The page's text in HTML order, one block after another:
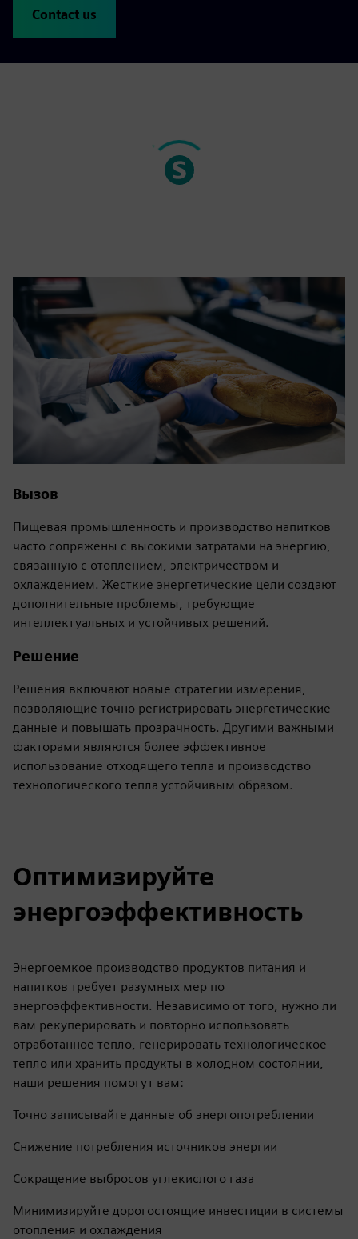
Contact us
Вызов
Пищевая промышленность и производство напитков
часто сопряжены с высокими затратами на энергию,
связанную с отоплением, электричеством и
охлаждением. Жесткие энергетические цели создают
дополнительные проблемы, требующие
интеллектуальных и устойчивых решений.
Решение
Решения включают новые стратегии измерения,
позволяющие точно регистрировать энергетические
данные и повышать прозрачность. Другими важными
факторами являются более эффективное
использование отходящего тепла и производство
технологического тепла устойчивым образом.
Оптимизируйте
энергоэффективность
Энергоемкое производство продуктов питания и
напитков требует разумных мер по
энергоэффективности. Независимо от того, нужно ли
вам рекуперировать и повторно использовать
отработанное тепло, генерировать технологическое
тепло или хранить продукты в холодном состоянии,
наши решения помогут вам:
Точно записывайте данные об энергопотреблении
Снижение потребления источников энергии
Сокращение выбросов углекислого газа
Минимизируйте дорогостоящие инвестиции в системы
отопления и охлаждения